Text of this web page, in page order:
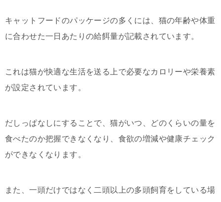
キャットフードのパッケージの多くには、猫の年齢や体重
に合わせた一日あたりの給餌量が記載されています。
これは猫が快適な生活を送る上で必要なカロリーや栄養素
が設定されています。
だしっぱなしにすることで、猫がいつ、どのくらいの量を
食べたのか把握できなくなり、食欲の増減や健康チェック
ができなくなります。
また、一頭だけではなく二頭以上の多頭飼育をしている場